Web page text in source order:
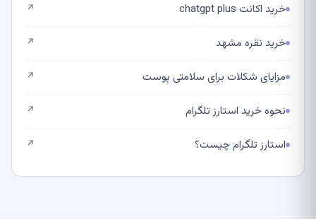
خرید اکانت chatgpt plus ↗
خرید نقره مشهد ↗
مزایای شکلات برای سلامتی پوست ↗
نحوه خرید استارز تلگرام ↗
استارز تلگرام چیست؟ ↗